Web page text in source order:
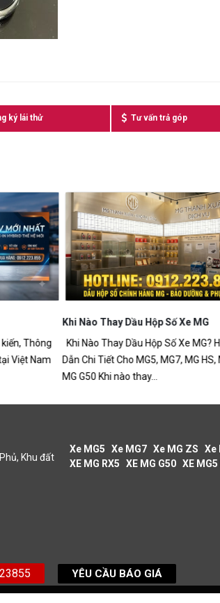
ký lái thử Tư vấn trả góp
kiến, Thông
Việt Nam
Khi Nào Thay Dầu Hộp Số Xe MG
Khi Nào Thay Dầu Hộp Số Xe MG?
Dẫn Chi Tiết Cho MG5, MG7, MG HS,
MG G50 Khi nào thay...
Khu đất
Xe MG5 Xe MG7 Xe MG ZS
Xe
XE MG RX5
XE MG G50 XE
YÊU CẦU BÁO GIÁ